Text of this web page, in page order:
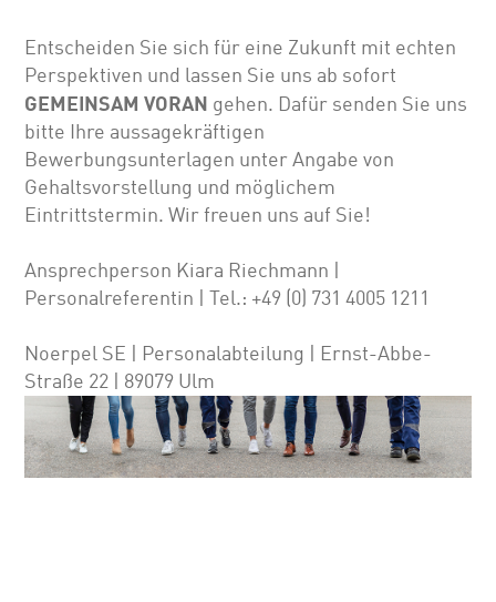
Entscheiden Sie sich für eine Zukunft mit echten
Perspektiven und lassen Sie uns ab sofort
GEMEINSAM VORAN gehen. Dafür senden Sie uns
bitte Ihre aussagekräftigen
Bewerbungsunterlagen unter Angabe von
Gehalts­vor­stellung und möglichem
Eintrittstermin. Wir freuen uns auf Sie!
Ansprechperson Kiara Riechmann |
Personalreferentin | Tel.: +49 (0) 731 4005 1211
Noerpel SE | Personalabteilung | Ernst-Abbe-
Straße 22 | 89079 Ulm